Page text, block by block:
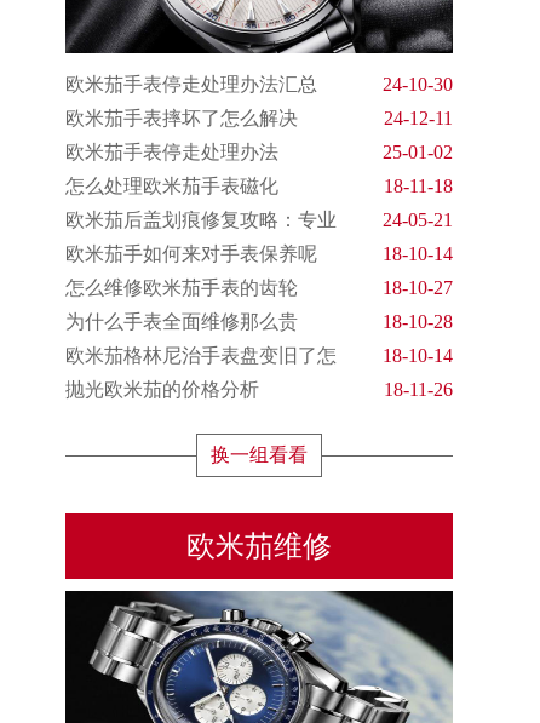
欧米茄手表停走处理办法汇总
24-10-30
欧米茄手表摔坏了怎么解决
24-12-11
欧米茄手表停走处理办法
25-01-02
怎么处理欧米茄手表磁化
18-11-18
欧米茄后盖划痕修复攻略：专业
24-05-21
欧米茄手如何来对手表保养呢
18-10-14
怎么维修欧米茄手表的齿轮
18-10-27
为什么手表全面维修那么贵
18-10-28
欧米茄格林尼治手表盘变旧了怎
18-10-14
抛光欧米茄的价格分析
18-11-26
换一组看看
欧米茄维修